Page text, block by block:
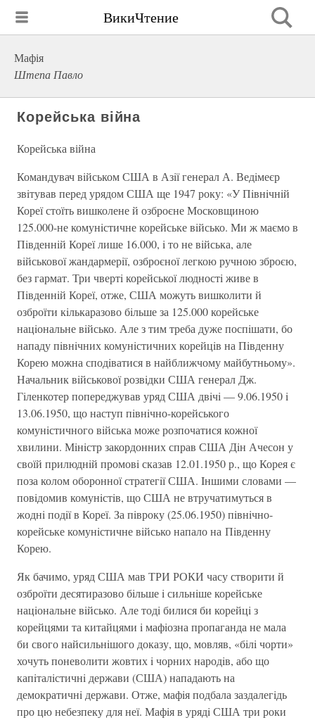
ВикиЧтение
Мафія
Штепа Павло
Корейська війна
Корейська війна
Командувач вiйськом США в Азiї генерал А. Ведiмеєр
звiтував перед урядом США ще 1947 року: «У Пiвнiчнiй
Кореї стоїть вишколене й озброєне Московщиною
125.000-не комунiстичне корейське вiйсько. Ми ж маємо в
Пiвденнiй Кореї лише 16.000, i то не вiйська, але
вiйськової жандармерiї, озброєної легкою ручною зброєю,
без гармат. Три чвертi корейської людностi живе в
Пiвденнiй Кореї, отже, США можуть вишколити й
озброїти кiлькаразово бiльше за 125.000 корейське
нацiональне вiйсько. Але з тим треба дуже поспiшати, бо
нападу пiвнiчних комунiстичних корейцiв на Пiвденну
Корею можна сподiватися в найближчому майбутньому».
Начальник вiйськової розвiдки США генерал Дж.
Гiленкотер попереджував уряд США двiчi — 9.06.1950 i
13.06.1950, що наступ пiвнiчно-корейського
комунiстичного вiйська може розпочатися кожної
хвилини. Мiнiстр закордонних справ США Дiн Ачесон у
своїй прилюднiй промовi сказав 12.01.1950 р., що Корея є
поза колом оборонної стратегiї США. Iншими словами —
повiдомив комунiстiв, що США не втручатимуться в
жоднi подiї в Кореї. За пiвроку (25.06.1950) пiвнiчно-
корейське комунiстичне вiйсько напало на Пiвденну
Корею.
Як бачимо, уряд США мав ТРИ РОКИ часу створити й
озброїти десятиразово бiльше i сильнiше корейське
нацiональне вiйсько. Але тодi билися би корейцi з
корейцями та китайцями i мафiозна пропаганда не мала
би свого найсильнiшого доказу, що, мовляв, «бiлi чорти»
хочуть поневолити жовтих i чорних народiв, або що
капiталiстичнi держави (США) нападають на
демократичнi держави. Отже, мафiя подбала заздалегiдь
про цю небезпеку для неї. Мафiя в урядi США три роки